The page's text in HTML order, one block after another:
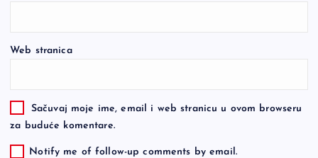
Web stranica
Sačuvaj moje ime, email i web stranicu u ovom browseru
za buduće komentare.
Notify me of follow-up comments by email.